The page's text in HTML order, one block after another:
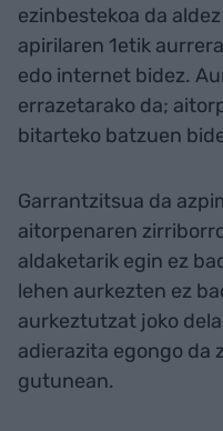
ezinbestekoa da
apirilaren 1etik
edo internet bidez.
errazetarako da;
bitarteko batzuen
Garrantzitsua da
aitorpenaren
aldaketarik egin ez
lehen aurkezten ez
aurkeztutzat joko
adierazita egongo da
gutunean. ​